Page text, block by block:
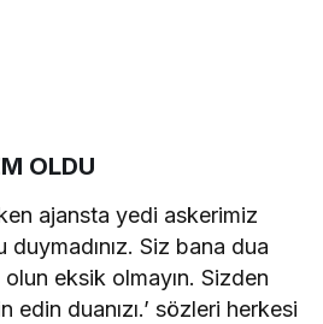
OLDU
ajansta yedi askerimiz
Siz bana dua
eksik olmayın. Sizden
edin duanızı.’ sözleri herkesi